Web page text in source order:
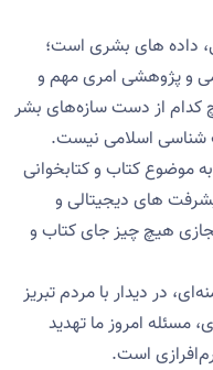
داده های بشری است؛
و پژوهشی امری مهم و
کدام از دست سازه‌های بشر
شناسی اسلامی نیست.
موضوع کتاب و کتابخوانی
های دیجیتالی و
هیچ چیز جای کتاب و
در دیدار با مردم تبریز
مسئله امروز ما تهدید
است.